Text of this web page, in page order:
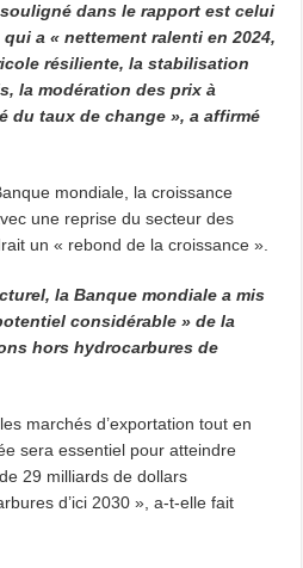
dans le rapport est celui
a « nettement ralenti en 2024,
résiliente, la stabilisation
la modération des prix à
du taux de change », a affirmé
mondiale, la croissance
une reprise du secteur des
un « rebond de la croissance ».
la Banque mondiale a mis
considérable » de la
hors hydrocarbures de
marchés d’exportation tout en
sera essentiel pour atteindre
29 milliards de dollars
d’ici 2030 », a-t-elle fait